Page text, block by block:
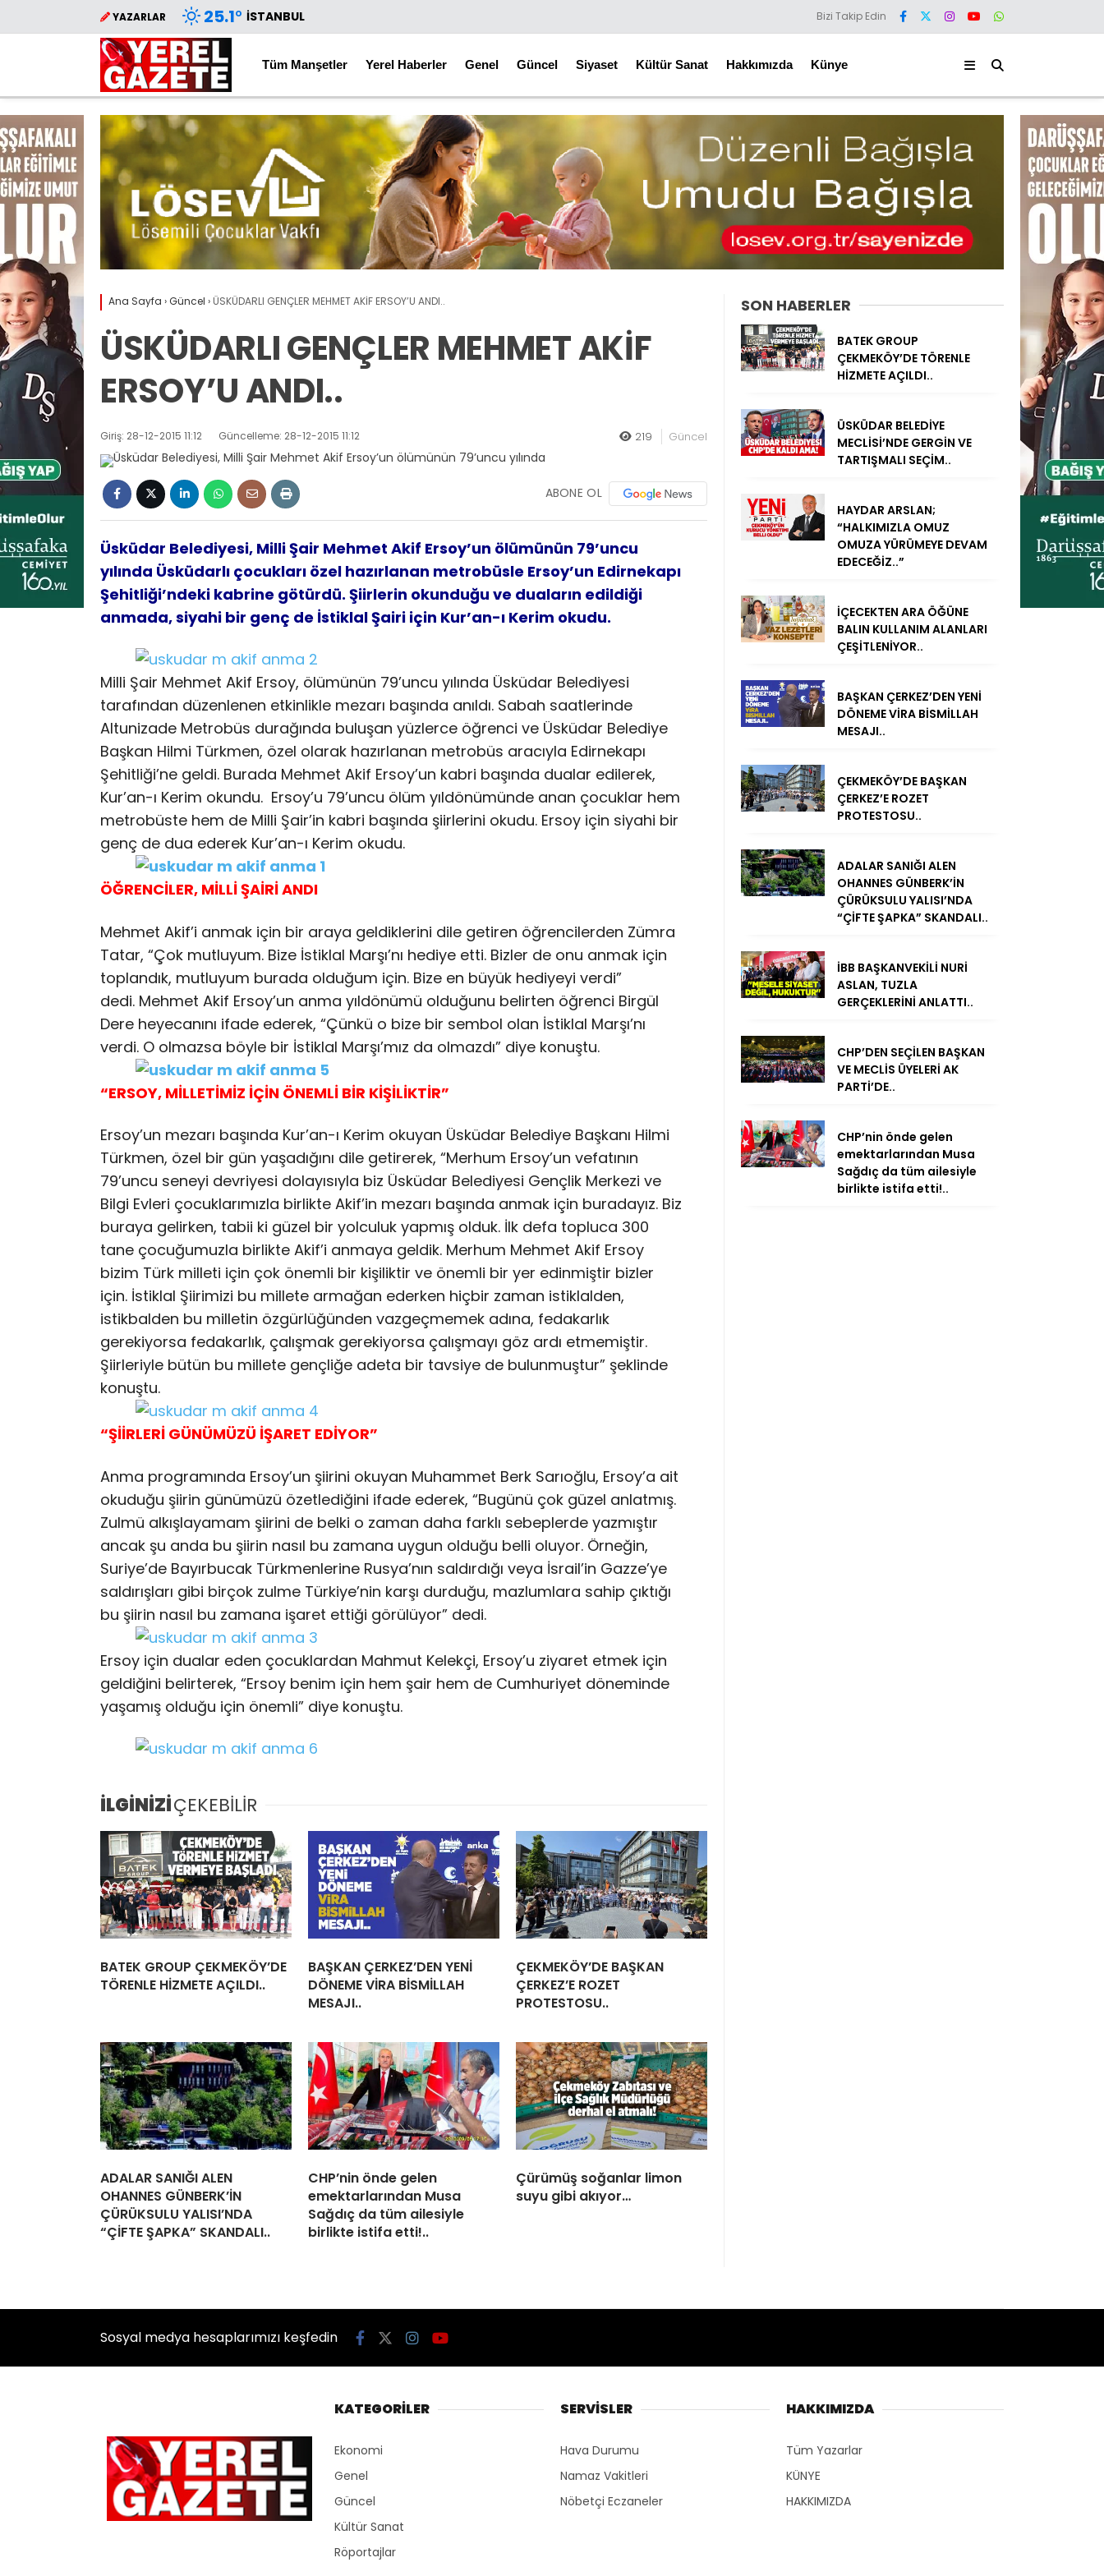
YAZARLAR 25.1° İSTANBUL Bizi Takip Edin
Tüm Manşetler Yerel Haberler Genel Güncel Siyaset Kültür Sanat Hakkımızda Künye
Ana Sayfa ›Güncel › ÜSKÜDARLI GENÇLER MEHMET AKİF ERSOY’U ANDI..
ÜSKÜDARLI GENÇLER MEHMET AKİF
ERSOY’U ANDI..
Giriş: 28-12-2015 11:12 Güncelleme: 28-12-2015 11:12 219 Güncel
ABONE OL
Üsküdar Belediyesi, Milli Şair Mehmet Akif Ersoy’un ölümünün 79’uncu
yılında Üsküdarlı çocukları özel hazırlanan metrobüsle Ersoy’un Edirnekapı
Şehitliği’ndeki kabrine götürdü. Şiirlerin okunduğu ve duaların edildiği
anmada, siyahi bir genç de İstiklal Şairi için Kur’an-ı Kerim okudu.
Milli Şair Mehmet Akif Ersoy, ölümünün 79’uncu yılında Üsküdar Belediyesi
tarafından düzenlenen etkinlikle mezarı başında anıldı. Sabah saatlerinde
Altunizade Metrobüs durağında buluşan yüzlerce öğrenci ve Üsküdar Belediye
Başkan Hilmi Türkmen, özel olarak hazırlanan metrobüs aracıyla Edirnekapı
Şehitliği’ne geldi. Burada Mehmet Akif Ersoy’un kabri başında dualar edilerek,
Kur’an-ı Kerim okundu. Ersoy’u 79’uncu ölüm yıldönümünde anan çocuklar hem
metrobüste hem de Milli Şair’in kabri başında şiirlerini okudu. Ersoy için siyahi bir
genç de dua ederek Kur’an-ı Kerim okudu.
ÖĞRENCİLER, MİLLİ ŞAİRİ ANDI
Mehmet Akif’i anmak için bir araya geldiklerini dile getiren öğrencilerden Zümra
Tatar, “Çok mutluyum. Bize İstiklal Marşı’nı hediye etti. Bizler de onu anmak için
toplandık, mutluyum burada olduğum için. Bize en büyük hediyeyi verdi”
dedi. Mehmet Akif Ersoy’un anma yıldönümü olduğunu belirten öğrenci Birgül
Dere heyecanını ifade ederek, “Çünkü o bize bir sembol olan İstiklal Marşı’nı
verdi. O olmazsa böyle bir İstiklal Marşı’mız da olmazdı” diye konuştu.
“ERSOY, MİLLETİMİZ İÇİN ÖNEMLİ BİR KİŞİLİKTİR”
Ersoy’un mezarı başında Kur’an-ı Kerim okuyan Üsküdar Belediye Başkanı Hilmi
Türkmen, özel bir gün yaşadığını dile getirerek, “Merhum Ersoy’un vefatının
79’uncu seneyi devriyesi dolayısıyla biz Üsküdar Belediyesi Gençlik Merkezi ve
Bilgi Evleri çocuklarımızla birlikte Akif’in mezarı başında anmak için buradayız. Biz
buraya gelirken, tabii ki güzel bir yolculuk yapmış olduk. İlk defa topluca 300
tane çocuğumuzla birlikte Akif’i anmaya geldik. Merhum Mehmet Akif Ersoy
bizim Türk milleti için çok önemli bir kişiliktir ve önemli bir yer edinmiştir bizler
için. İstiklal Şiirimizi bu millete armağan ederken hiçbir zaman istiklalden,
istikbalden bu milletin özgürlüğünden vazgeçmemek adına, fedakarlık
gerekiyorsa fedakarlık, çalışmak gerekiyorsa çalışmayı göz ardı etmemiştir.
Şiirleriyle bütün bu millete gençliğe adeta bir tavsiye de bulunmuştur” şeklinde
konuştu.
“ŞİİRLERİ GÜNÜMÜZÜ İŞARET EDİYOR”
Anma programında Ersoy’un şiirini okuyan Muhammet Berk Sarıoğlu, Ersoy’a ait
okuduğu şiirin günümüzü özetlediğini ifade ederek, “Bugünü çok güzel anlatmış.
Zulmü alkışlayamam şiirini de belki o zaman daha farklı sebeplerde yazmıştır
ancak şu anda bu şiirin nasıl bu zamana uygun olduğu belli oluyor. Örneğin,
Suriye’de Bayırbucak Türkmenlerine Rusya’nın saldırdığı veya İsrail’in Gazze’ye
saldırışları gibi birçok zulme Türkiye’nin karşı durduğu, mazlumlara sahip çıktığı
bu şiirin nasıl bu zamana işaret ettiği görülüyor” dedi.
Ersoy için dualar eden çocuklardan Mahmut Kelekçi, Ersoy’u ziyaret etmek için
geldiğini belirterek, “Ersoy benim için hem şair hem de Cumhuriyet döneminde
yaşamış olduğu için önemli” diye konuştu.
İLGİNİZİÇEKEBİLİR
BATEK GROUP ÇEKMEKÖY’DE
TÖRENLE HİZMETE AÇILDI..
BAŞKAN ÇERKEZ’DEN YENİ
DÖNEME VİRA BİSMİLLAH
MESAJI..
ÇEKMEKÖY’DE BAŞKAN
ÇERKEZ’E ROZET
PROTESTOSU..
ADALAR SANIĞI ALEN
OHANNES GÜNBERK’İN
ÇÜRÜKSULU YALISI’NDA
“ÇİFTE ŞAPKA” SKANDALI..
CHP’nin önde gelen
emektarlarından Musa
Sağdıç da tüm ailesiyle
birlikte istifa etti!..
Çürümüş soğanlar limon
suyu gibi akıyor…
SON HABERLER
BATEK GROUP
ÇEKMEKÖY’DE TÖRENLE
HİZMETE AÇILDI..
ÜSKÜDAR BELEDİYE
MECLİSİ’NDE GERGİN VE
TARTIŞMALI SEÇİM..
HAYDAR ARSLAN;
“HALKIMIZLA OMUZ
OMUZA YÜRÜMEYE DEVAM
EDECEĞİZ..”
İÇECEKTEN ARA ÖĞÜNE
BALIN KULLANIM ALANLARI
ÇEŞİTLENİYOR..
BAŞKAN ÇERKEZ’DEN YENİ
DÖNEME VİRA BİSMİLLAH
MESAJI..
ÇEKMEKÖY’DE BAŞKAN
ÇERKEZ’E ROZET
PROTESTOSU..
ADALAR SANIĞI ALEN
OHANNES GÜNBERK’İN
ÇÜRÜKSULU YALISI’NDA
“ÇİFTE ŞAPKA” SKANDALI..
İBB BAŞKANVEKİLİ NURİ
ASLAN, TUZLA
GERÇEKLERİNİ ANLATTI..
CHP’DEN SEÇİLEN BAŞKAN
VE MECLİS ÜYELERİ AK
PARTİ’DE..
CHP’nin önde gelen
emektarlarından Musa
Sağdıç da tüm ailesiyle
birlikte istifa etti!..
Sosyal medya hesaplarımızı keşfedin
KATEGORİLER
Ekonomi
Genel
Güncel
Kültür Sanat
Röportajlar
SERVİSLER
Hava Durumu
Namaz Vakitleri
Nöbetçi Eczaneler
HAKKIMIZDA
Tüm Yazarlar
KÜNYE
HAKKIMIZDA